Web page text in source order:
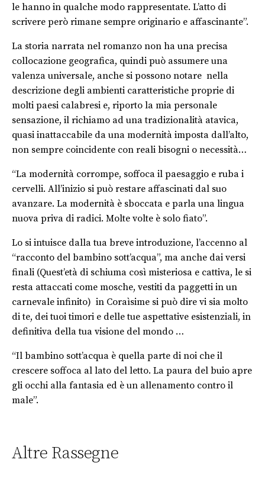
le hanno in qualche modo rappresentate. L’atto di
scrivere però rimane sempre originario e affascinante”.
La storia narrata nel romanzo non ha una precisa
collocazione geografica, quindi può assumere una
valenza universale, anche si possono notare nella
descrizione degli ambienti caratteristiche proprie di
molti paesi calabresi e, riporto la mia personale
sensazione, il richiamo ad una tradizionalità atavica,
quasi inattaccabile da una modernità imposta dall’alto,
non sempre coincidente con reali bisogni o necessità…
“La modernità corrompe, soffoca il paesaggio e ruba i
cervelli. All’inizio si può restare affascinati dal suo
avanzare. La modernità è sboccata e parla una lingua
nuova priva di radici. Molte volte è solo fiato”.
Lo si intuisce dalla tua breve introduzione, l’accenno al
“racconto del bambino sott’acqua”, ma anche dai versi
finali (Quest’età di schiuma così misteriosa e cattiva, le si
resta attaccati come mosche, vestiti da paggetti in un
carnevale infinito) in Coraìsime si può dire vi sia molto
di te, dei tuoi timori e delle tue aspettative esistenziali, in
definitiva della tua visione del mondo …
“Il bambino sott’acqua è quella parte di noi che il
crescere soffoca al lato del letto. La paura del buio apre
gli occhi alla fantasia ed è un allenamento contro il
male”.
Altre Rassegne